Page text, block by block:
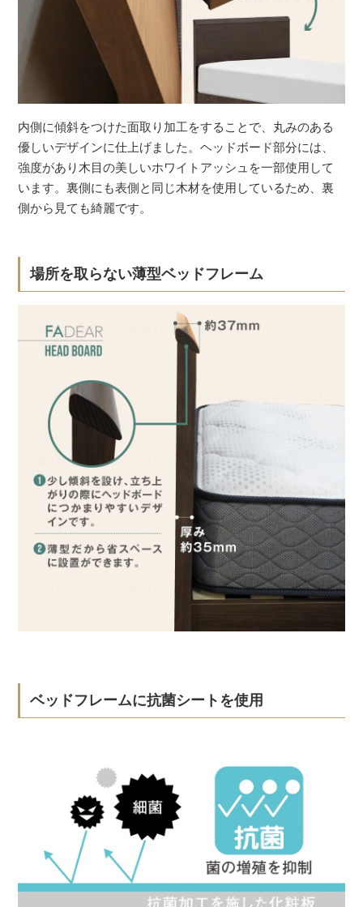
内側に傾斜をつけた面取り加工をすることで、丸みのある
優しいデザインに仕上げました。ヘッドボード部分には、
強度があり木目の美しいホワイトアッシュを一部使用して
います。裏側にも表側と同じ木材を使用しているため、裏
側から見ても綺麗です。
場所を取らない薄型ベッドフレーム
ベッドフレームに抗菌シートを使用